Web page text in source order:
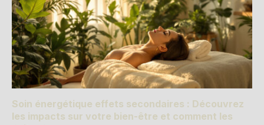
Soin énergétique effets secondaires : Découvrez
les impacts sur votre bien-être et comment les